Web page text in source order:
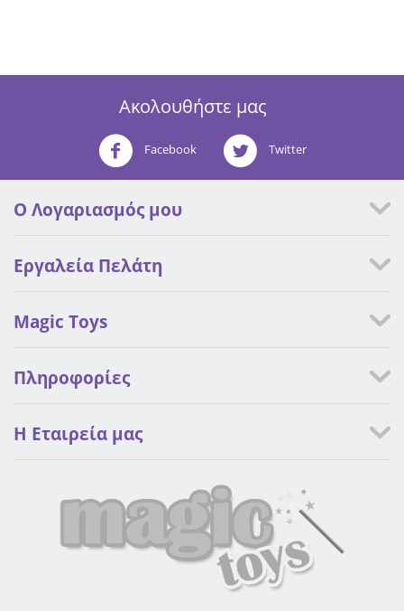
Ακολουθήστε μας
Facebook Twitter
Ο Λογαριασμός μου
Εργαλεία Πελάτη
Magic Toys
Πληροφορίες
Η Eταιρεία μας